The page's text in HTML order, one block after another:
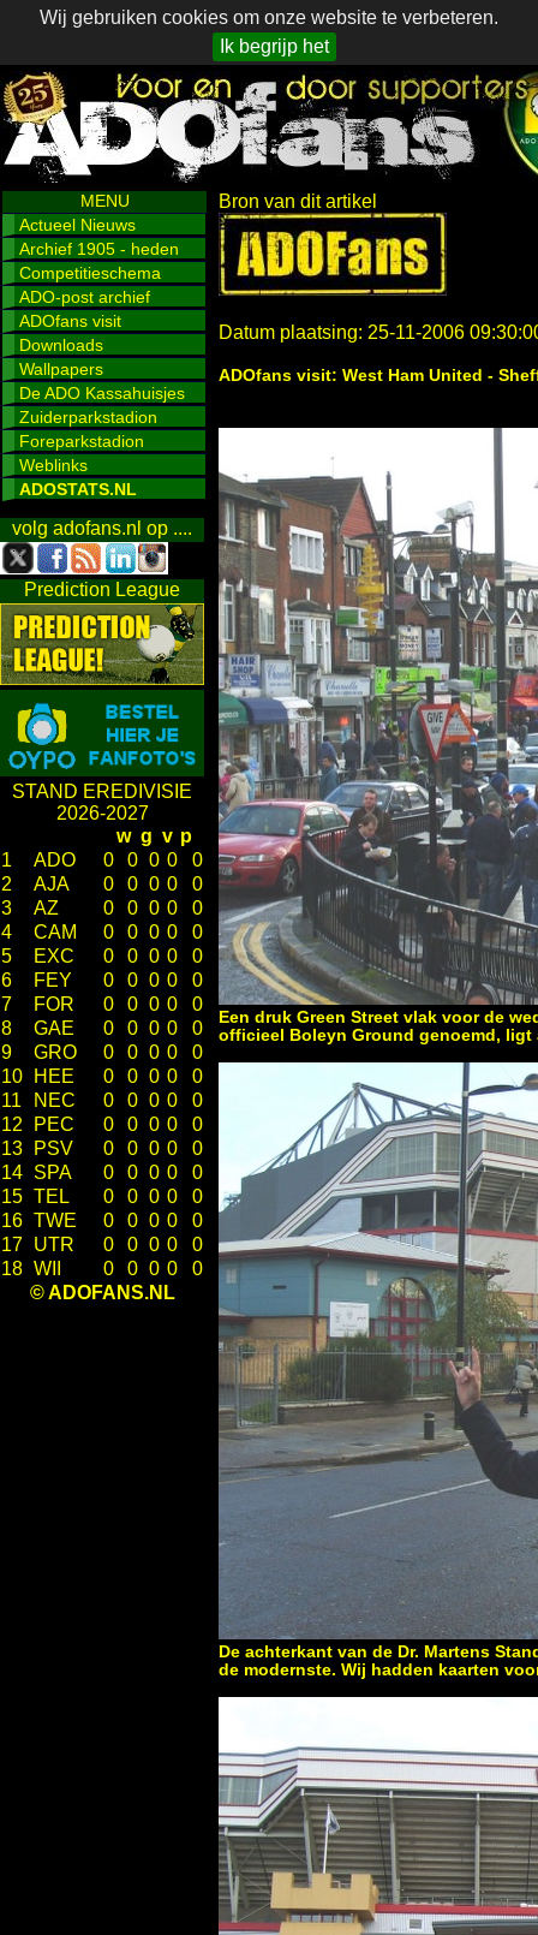
Wij gebruiken cookies om onze website te verbeteren.
Ik begrijp het
MENU
Actueel Nieuws
Archief 1905 - heden
Competitieschema
ADO-post archief
ADOfans visit
Downloads
Wallpapers
De ADO Kassahuisjes
Zuiderparkstadion
Foreparkstadion
Weblinks
ADOSTATS.NL
volg adofans.nl op ....
Prediction League
STAND EREDIVISIE
2026-2027
w g v p
1
ADO 0 0 0 0
0
2
AJA 0 0 0 0
0
3
AZ 0 0 0 0
0
4
CAM 0 0 0 0
0
5
EXC 0 0 0 0
0
6
FEY 0 0 0 0
0
7
FOR 0 0 0 0
0
8
GAE 0 0 0 0
0
9
GRO 0 0 0 0
0
10
HEE 0 0 0 0
0
11
NEC 0 0 0 0
0
12
PEC 0 0 0 0
0
13
PSV 0 0 0 0
0
14 SPA 0 0 0 0
0
15 TEL 0 0 0 0
0
16 TWE 0 0 0 0
0
17 UTR 0 0 0 0
0
18 WII 0 0 0 0
0
© ADOFANS.NL
Bron van dit artikel
Datum plaatsing: 25-11-2006
ADOfans visit: West Ham United -
Een druk Green Street vlak voor de
officieel Boleyn Ground genoemd, ligt
De achterkant van de Dr. Martens
de modernste. Wij hadden kaarten